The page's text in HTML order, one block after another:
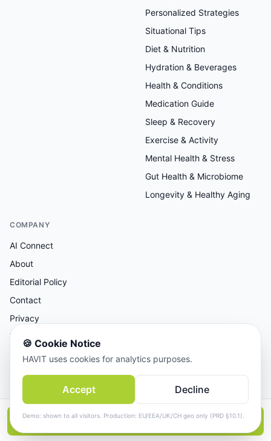
📱Continue in the App
Personalized Strategies
Situational Tips
Diet & Nutrition
Hydration & Beverages
Health & Conditions
Medication Guide
Sleep & Recovery
Exercise & Activity
Mental Health & Stress
Gut Health & Microbiome
Longevity & Healthy Aging
COMPANY
AI Connect
About
Editorial Policy
Contact
Privacy
Terms
AI-assisted research, human-reviewed editorial.
🍪 Cookie Notice
HAVIT uses cookies for analytics purposes.
Accept Decline
Demo: shown to all visitors. Production: EU/EEA/UK/CH geo only (PRD §10.1).